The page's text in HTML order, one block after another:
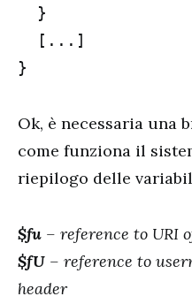
  }
  [...]
Ok, è necessaria una
come funziona il
riepilogo delle
$fu – reference to URI
$fU – reference to
header